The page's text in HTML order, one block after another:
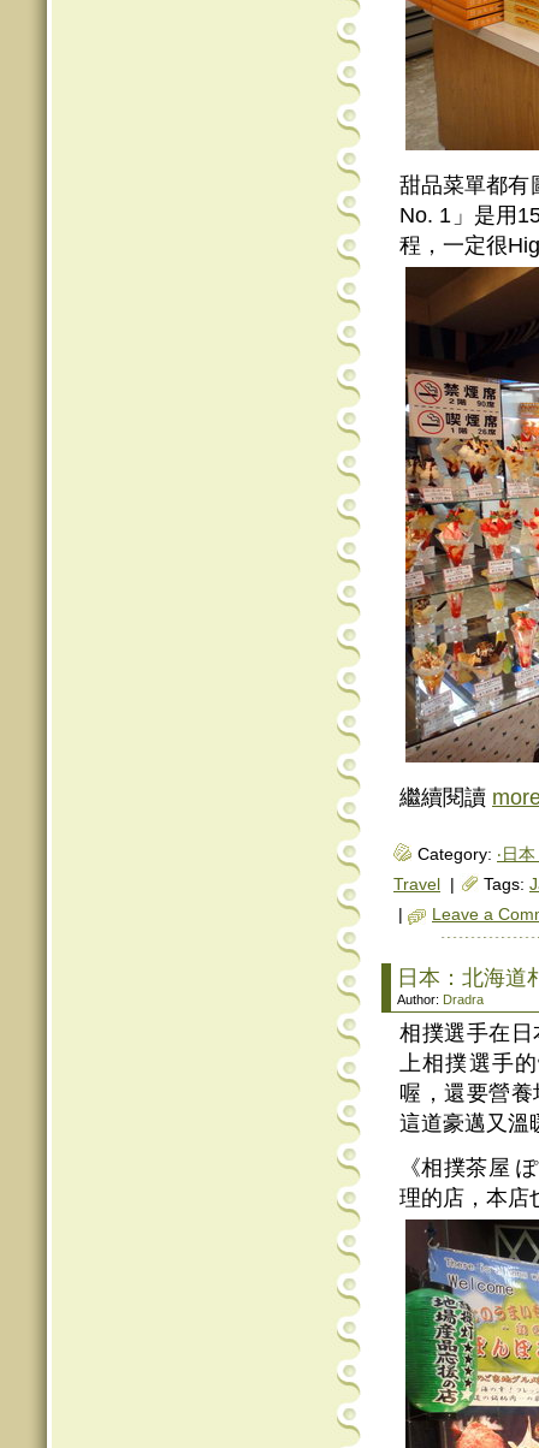
甜品菜單都有
No. 1」是用
程，一定很
繼續閱讀
Category: ‧日
Travel
Tags:
Leave a
日本：北海道
Author: Dradra
相撲選手在
上相撲選手
喔，還要營
這道豪邁又溫
《相撲茶屋
理的店，本店